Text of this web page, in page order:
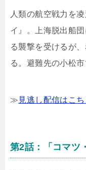
人類の航空戦力を
イ』。上海脱出船
る襲撃を受けるが
る。避難先の小松
≫ 見逃し配信はこ
第2話：「コマツ